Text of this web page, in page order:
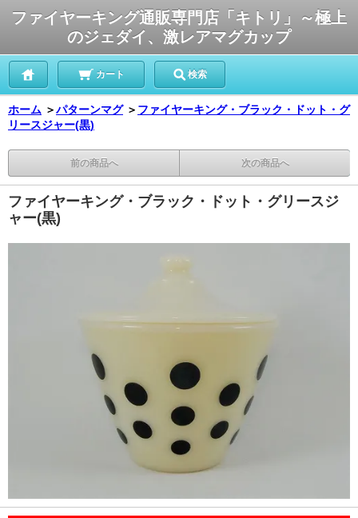
ファイヤーキング通販専門店「キトリ」～極上
のジェダイ、激レアマグカップ
カート 検索
ホーム ＞パターンマグ ＞ ファイヤーキング・ブラック・ドット・グ
リースジャー(黒)
前の商品へ 次の商品へ
ファイヤーキング・ブラック・ドット・グリースジ
ャー(黒)